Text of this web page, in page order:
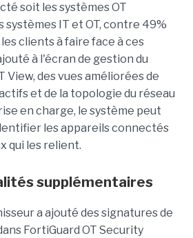
soit les systèmes OT
systèmes IT et OT, contre 49%
clients à faire face à ces
à l'écran de gestion du
View, des vues améliorées de
et de la topologie du réseau
en charge, le système peut
les appareils connectés
qui les relient.
supplémentaires
a ajouté des signatures de
FortiGuard OT Security